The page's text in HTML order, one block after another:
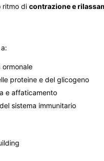
ritmo dicontrazione e
ormonale
proteine e del glicogeno
e affaticamento
sistema immunitario